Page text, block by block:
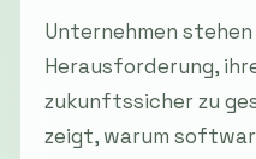
Unternehmen
Herausforderung,
zukunftssicher zu
zeigt, warum